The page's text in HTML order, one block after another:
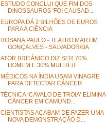
ESTUDO CONCLUI QUE FIM DOS
DINOSSAUROS 'FOI CAUSAD...
EUROPA DÁ 2 BILHÕES DE EUROS
PARA A CIÊNCIA
ROSANA PAULO - TEATRO MARTIM
GONÇALVES - SALVADOR/BA
ATOR BRITÂNICO DIZ SER 70%
HOMEM E 30% MULHER
MÉDICOS NA ÍNDIA USAM VINAGRE
PARA DETECTAR CÂNCER
TÉCNICA ‘CAVALO DE TROIA’ ELIMINA
CÂNCER EM CAMUND...
CIENTISTAS ACABAM DE FAZER UMA
NOVA DEMONSTRAÇÃO D...